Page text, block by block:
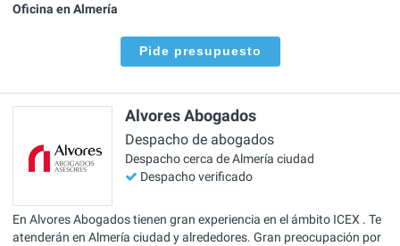
Oficina en Almería
Pide presupuesto
Alvores Abogados
Despacho de abogados
Despacho cerca de Almería ciudad
Despacho verificado
En Alvores Abogados tienen gran experiencia en el ámbito ICEX . Te
atenderán en Almería ciudad y alrededores. Gran preocupación por